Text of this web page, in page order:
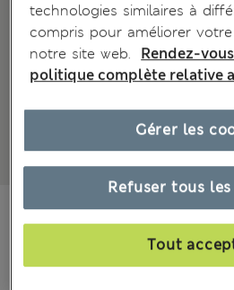
12 les commentaires reçus
€31,00 Tous les prix incluent les
technologies similaires à
compris pour améliorer
notre site web.
Rendez-
politique complète relative
Refuser tous
Tout
Gérer les